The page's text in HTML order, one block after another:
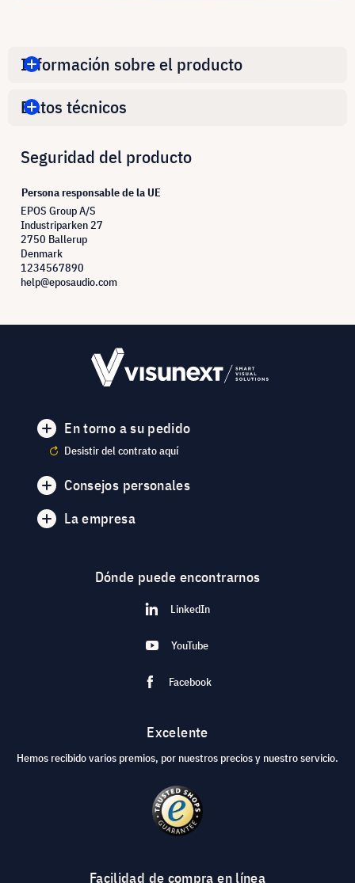
Información sobre el producto
Datos técnicos
Seguridad del producto
Persona responsable de la UE
EPOS Group A/S
Industriparken 27
2750 Ballerup
Denmark
1234567890
help@eposaudio.com
En torno a su pedido
Desistir del contrato aquí
Consejos personales
La empresa
Dónde puede encontrarnos
LinkedIn
YouTube
Facebook
Excelente
Hemos recibido varios premios, por nuestros precios y nuestro servicio.
Facilidad de compra en línea